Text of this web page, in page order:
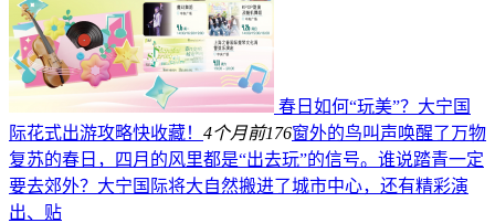
春日如何“玩美”？大宁国
际花式出游攻略快收藏！ 4个月前176窗外的鸟叫声唤醒了万物
复苏的春日，四月的风里都是“出去玩”的信号。谁说踏青一定
要去郊外？大宁国际将大自然搬进了城市中心，还有精彩演
出、贴